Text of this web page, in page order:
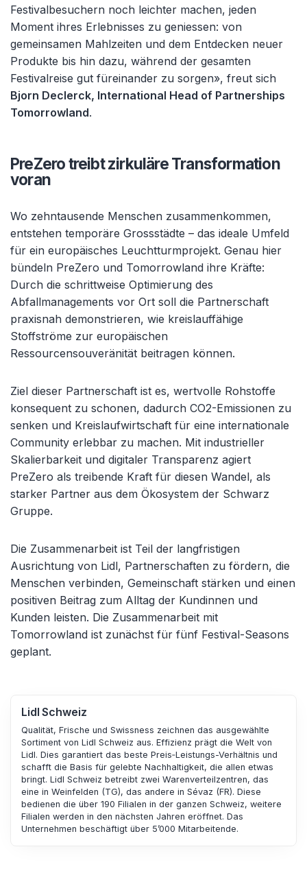
Festivalbesuchern noch leichter machen, jeden
Moment ihres Erlebnisses zu geniessen: von
gemeinsamen Mahlzeiten und dem Entdecken neuer
Produkte bis hin dazu, während der gesamten
Festivalreise gut füreinander zu sorgen», freut sich
Bjorn Declerck, International Head of Partnerships
Tomorrowland.
PreZero treibt zirkuläre Transformation
voran
Wo zehntausende Menschen zusammenkommen,
entstehen temporäre Grossstädte – das ideale Umfeld
für ein europäisches Leuchtturmprojekt. Genau hier
bündeln PreZero und Tomorrowland ihre Kräfte:
Durch die schrittweise Optimierung des
Abfallmanagements vor Ort soll die Partnerschaft
praxisnah demonstrieren, wie kreislauffähige
Stoffströme zur europäischen
Ressourcensouveränität beitragen können.
Ziel dieser Partnerschaft ist es, wertvolle Rohstoffe
konsequent zu schonen, dadurch CO2-Emissionen zu
senken und Kreislaufwirtschaft für eine internationale
Community erlebbar zu machen. Mit industrieller
Skalierbarkeit und digitaler Transparenz agiert
PreZero als treibende Kraft für diesen Wandel, als
starker Partner aus dem Ökosystem der Schwarz
Gruppe.
Die Zusammenarbeit ist Teil der langfristigen
Ausrichtung von Lidl, Partnerschaften zu fördern, die
Menschen verbinden, Gemeinschaft stärken und einen
positiven Beitrag zum Alltag der Kundinnen und
Kunden leisten. Die Zusammenarbeit mit
Tomorrowland ist zunächst für fünf Festival-Seasons
geplant.
Lidl Schweiz
Qualität, Frische und Swissness zeichnen das ausgewählte
Sortiment von Lidl Schweiz aus. Effizienz prägt die Welt von
Lidl. Dies garantiert das beste Preis‐Leistungs-Verhältnis und
schafft die Basis für gelebte Nachhaltigkeit, die allen etwas
bringt. Lidl Schweiz betreibt zwei Warenverteilzentren, das
eine in Weinfelden (TG), das andere in Sévaz (FR). Diese
bedienen die über 190 Filialen in der ganzen Schweiz, weitere
Filialen werden in den nächsten Jahren eröffnet. Das
Unternehmen beschäftigt über 5’000 Mitarbeitende.